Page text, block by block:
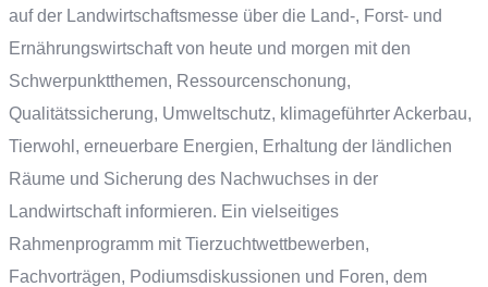
auf der Landwirtschaftsmesse über die Land-, Forst- und
Ernährungswirtschaft von heute und morgen mit den
Schwerpunktthemen, Ressourcenschonung,
Qualitätssicherung, Umweltschutz, klimageführter Ackerbau,
Tierwohl, erneuerbare Energien, Erhaltung der ländlichen
Räume und Sicherung des Nachwuchses in der
Landwirtschaft informieren. Ein vielseitiges
Rahmenprogramm mit Tierzuchtwettbewerben,
Fachvorträgen, Podiumsdiskussionen und Foren, dem